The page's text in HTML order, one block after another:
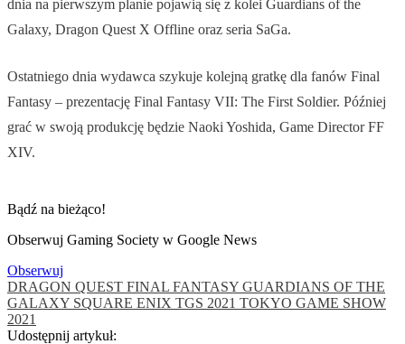
dnia na pierwszym planie pojawią się z kolei Guardians of the
Galaxy, Dragon Quest X Offline oraz seria SaGa.
Ostatniego dnia wydawca szykuje kolejną gratkę dla fanów Final
Fantasy – prezentację Final Fantasy VII: The First Soldier. Później
grać w swoją produkcję będzie Naoki Yoshida, Game Director FF
XIV.
Bądź na bieżąco!
Obserwuj Gaming Society w Google News
Obserwuj
DRAGON QUEST FINAL FANTASY GUARDIANS OF THE
GALAXY SQUARE ENIX TGS 2021 TOKYO GAME SHOW
2021
Udostępnij artykuł: